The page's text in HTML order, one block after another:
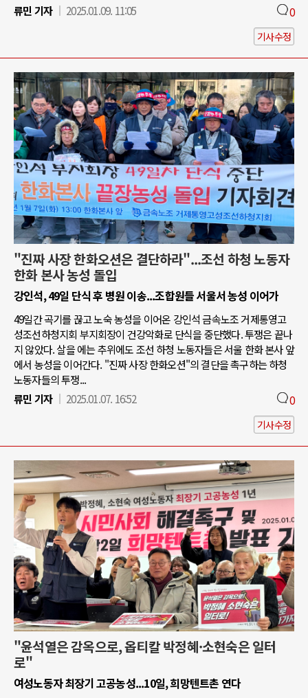
류민 기자
2025.01.09. 11:05 0
기사수정
"진짜 사장 한화오션은 결단하라"...조선 하청 노동자
한화 본사 농성 돌입
강인석, 49일 단식 후 병원 이송...조합원들 서울서 농성 이어가
49일간 곡기를 끊고 노숙 농성을 이어온 강인석 금속노조 거제통영고
성조선하청지회 부지회장이 건강악화로 단식을 중단했다. 투쟁은 끝나
지 않았다. 살을 에는 추위에도 조선 하청 노동자들은 서울 한화 본사 앞
에서 농성을 이어간다. "진짜 사장 한화오션"의 결단을 촉구하는 하청
노동자들의 투쟁...
류민 기자
2025.01.07. 16:52 0
기사수정
"윤석열은 감옥으로, 옵티칼 박정혜·소현숙은 일터
로"
여성노동자 최장기 고공농성...10일, 희망텐트촌 연다